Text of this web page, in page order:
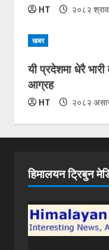
HT २०८२
खबर
यी प्रदेशमा धेरै
आग्रह
HT २०८२
हिमालयन ट्रिबुन